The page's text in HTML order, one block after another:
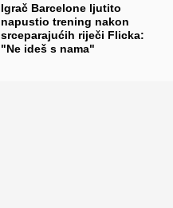
Igrač Barcelone ljutito
napustio trening nakon
srceparajućih riječi Flicka:
"Ne ideš s nama"